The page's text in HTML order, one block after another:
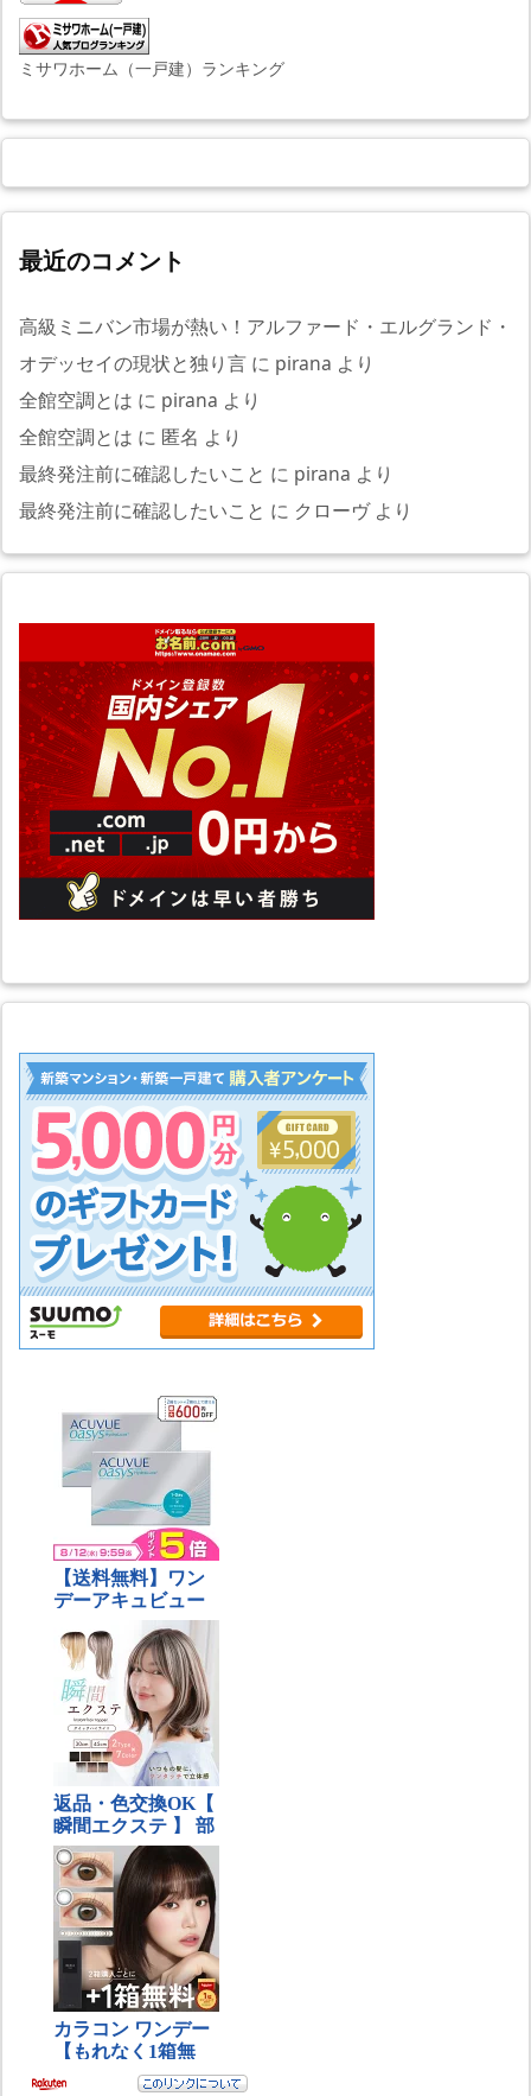
ミサワホーム（一戸建）ランキング
最近のコメント
高級ミニバン市場が熱い！アルファード・エルグランド・
オデッセイの現状と独り言 に pirana より
全館空調とは に pirana より
全館空調とは に 匿名 より
最終発注前に確認したいこと に pirana より
最終発注前に確認したいこと に クローヴより